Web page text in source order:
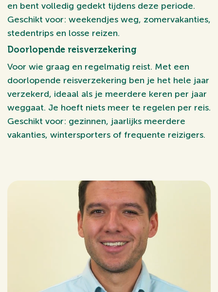
en bent volledig gedekt tijdens deze periode.
Geschikt voor: weekendjes weg, zomervakanties,
stedentrips en losse reizen.
Doorlopende reisverzekering
Voor wie graag en regelmatig reist. Met een
doorlopende reisverzekering ben je het hele jaar
verzekerd, ideaal als je meerdere keren per jaar
weggaat. Je hoeft niets meer te regelen per reis.
Geschikt voor: gezinnen, jaarlijks meerdere
vakanties, wintersporters of frequente reizigers.